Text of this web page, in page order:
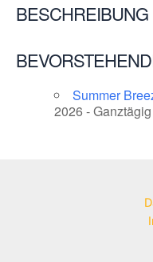
BESCHREIBUNG
Summer
2026 - Ganztägig